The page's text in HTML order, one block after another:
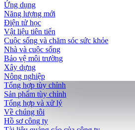
Ứng dụng
Năng lượng mới
Điện tử học
Vật liệu tiên tiến
Cuộc sống và chăm sóc sức khỏe
Nhà và cuộc sống
Bảo vệ môi trường
Xây dựng
Nông nghiệp
Tổng hợp tùy chỉnh
Sản phẩm tùy chỉnh
Tổng hợp và xử lý
Về chúng tôi
Hồ sơ công ty